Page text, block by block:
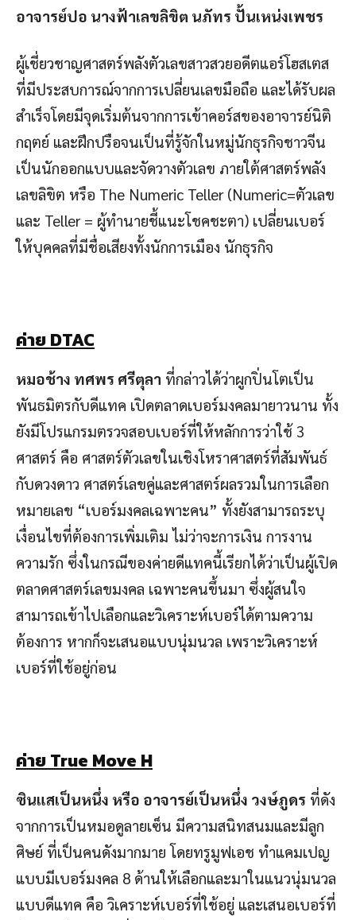
อาจารย์ปอ นางฟ้าเลขลิขิต นภัทร ปั้นเหน่งเพชร
ผู้เชี่ยวชาญศาสตร์พลังตัวเลขสาวสวยอดีตแอร์โฮสเตส
ที่มีประสบการณ์จากการเปลี่ยนเลขมือถือ และได้รับผล
สำเร็จโดยมีจุดเริ่มต้นจากการเข้าคอร์สของอาจารย์นิติ
กฤตย์ และฝึกปรือจนเป็นที่รู้จักในหมู่นักธุรกิจชาวจีน
เป็นนักออกแบบและจัดวางตัวเลข ภายใต้ศาสตร์พลัง
เลขลิขิต หรือ The Numeric Teller (Numeric=ตัวเลข
และ Teller = ผู้ทำนายชี้แนะโชคชะตา) เปลี่ยนเบอร์
ให้บุคคลที่มีชื่อเสียงทั้งนักการเมือง นักธุรกิจ
ค่ายDTAC
หมอช้าง ทศพร ศรีตุลา ที่กล่าวได้ว่าผูกปิ่นโตเป็น
พันธมิตรกับดีแทค เปิดตลาดเบอร์มงคลมายาวนาน ทั้ง
ยังมีโปรแกรมตรวจสอบเบอร์ที่ให้หลักการว่าใช้ 3
ศาสตร์ คือ ศาสตร์ตัวเลขในเชิงโหราศาสตร์ที่สัมพันธ์
กับดวงดาว ศาสตร์เลขคู่และศาสตร์ผลรวมในการเลือก
หมายเลข “เบอร์มงคลเฉพาะคน” ทั้งยังสามารถระบุ
เงื่อนไขที่ต้องการเพิ่มเติม ไม่ว่าจะการเงิน การงาน
ความรัก ซึ่งในกรณีของค่ายดีแทคนี้เรียกได้ว่าเป็นผู้เปิด
ตลาดศาสตร์เลขมงคล เฉพาะคนขึ้นมา ซึ่งผู้สนใจ
สามารถเข้าไปเลือกและวิเคราะห์เบอร์ได้ตามความ
ต้องการ หากก็จะเสนอแบบนุ่มนวล เพราะวิเคราะห์
เบอร์ที่ใช้อยู่ก่อน
ค่ายTrue Move H
ซินแสเป็นหนึ่ง หรือ อาจารย์เป็นหนึ่ง วงษ์ภูดร ที่ดัง
จากการเป็นหมอดูลายเซ็น มีความสนิทสนมและมีลูก
ศิษย์ ที่เป็นคนดังมากมาย โดยทรูมูฟเอช ทำแคมเปญ
แบบมีเบอร์มงคล 8 ด้านให้เลือกและมาในแนวนุ่มนวล
แบบดีแทค คือ วิเคราะห์เบอร์ที่ใช้อยู่ และเสนอเบอร์ที่